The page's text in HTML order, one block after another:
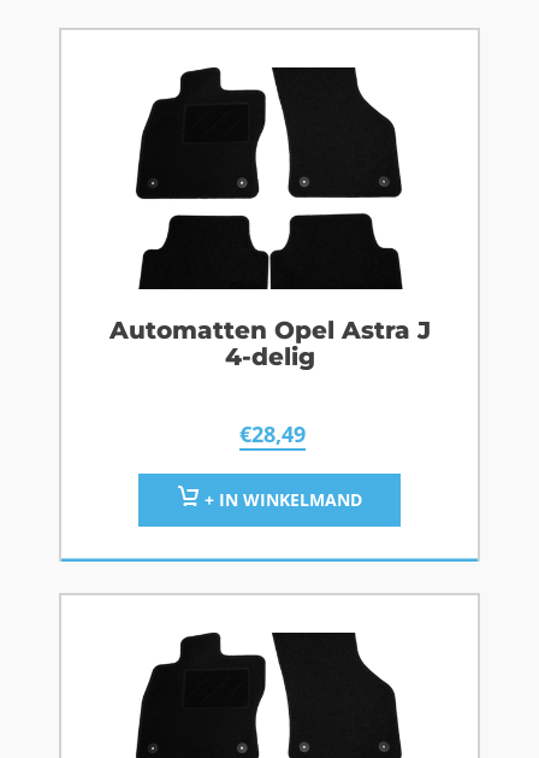
Automatten Opel Astra J
4-delig
€28,49
+ IN WINKELMAND